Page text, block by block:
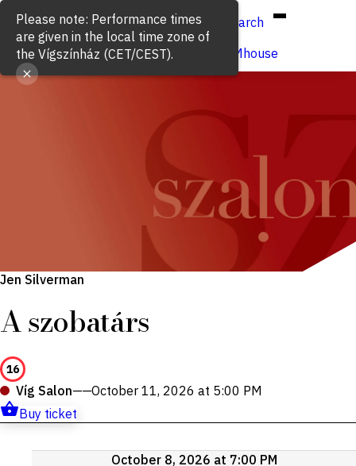
Hun/Eng
Search
Buy ticket
VígSTREAMhouse
Jen Silverman
A szobatárs
16
Víg Salon——October 11, 2026 at 5:00 PM
Buy ticket
Upcoming
October 8, 2026 at 7:00 PM
Please note: Performance times
are given in the local time zone of
the Vígszínház (CET/CEST).